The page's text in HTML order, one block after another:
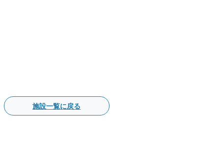
施設一覧に戻る